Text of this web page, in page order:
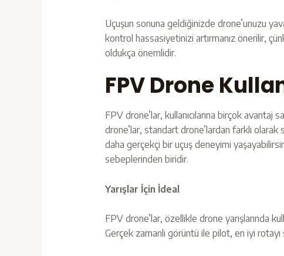
Uçuşun sonuna geldiğinizde drone’unuzu
kontrol hassasiyetinizi artırmanız önerilir,
oldukça önemlidir.
FPV Drone
FPV drone’lar, kullanıcılarına birçok
drone’lar, standart drone’lardan farklı olarak
daha gerçekçi bir uçuş deneyimi
sebeplerinden biridir.
Yarışlar İçin İdeal
FPV drone’lar, özellikle drone yarışlarında
Gerçek zamanlı görüntü ile pilot, en iyi rotayı